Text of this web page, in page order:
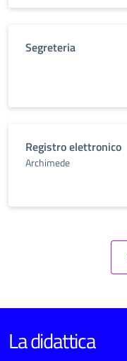
Segreteria
Registro elettronico
Archimede
La didattica